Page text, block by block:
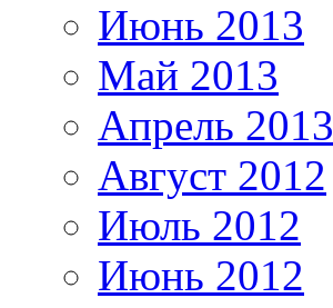
Июнь 2013
Май 2013
Апрель 2013
Август 2012
Июль 2012
Июнь 2012